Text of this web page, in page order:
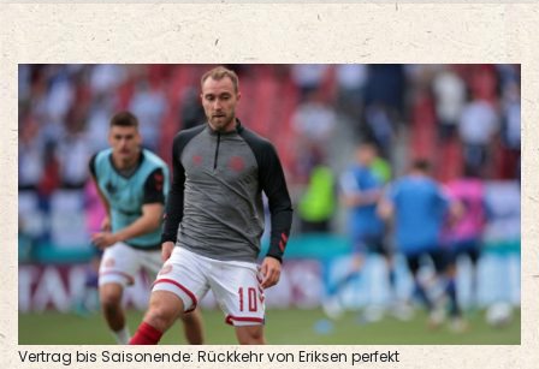
Vertrag bis Saisonende: Rückkehr von Eriksen perfekt